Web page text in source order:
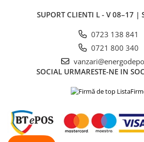
SUPORT CLIENTI L - V 08–17 |
0723 138 841
0721 800 340
SOCIAL URMARESTE-NE IN